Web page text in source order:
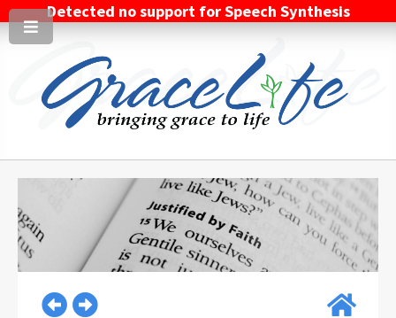
Detected no support for Speech Synthesis